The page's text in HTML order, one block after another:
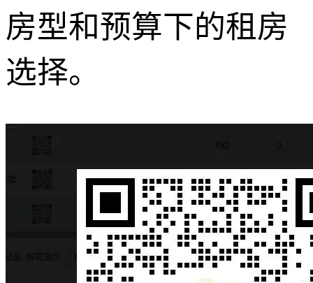
房型和预算下的租房
选择。